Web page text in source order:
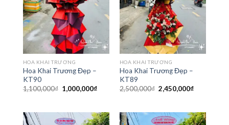
HOA KHAI TRƯƠNG
Hoa Khai Trương Đẹp –
KT90
1,100,000₫ Giá
gốc
1,000,000₫Giá
1,000,000₫.
HOA KHAI TRƯƠNG
Hoa Khai Trương Đẹp –
KT89
2,500,000₫ Giá
gốc
2,450,000₫Giá